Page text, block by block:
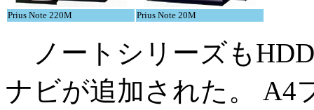
Prius Note 220M Prius Note 20M
ノートシリーズも
ナビが追加された。 A4